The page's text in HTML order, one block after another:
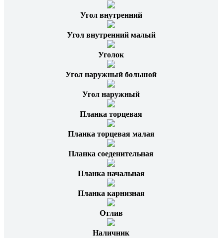
Угол внутренний
Угол внутренний малый
Уголок
Угол наружный большой
Угол наружный
Планка торцевая
Планка торцевая малая
Планка соеденительная
Планка начальная
Планка карнизная
Отлив
Наличник